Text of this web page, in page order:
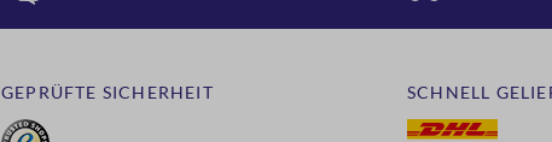
GEPRÜFTE SICHERHEIT SCHNELL